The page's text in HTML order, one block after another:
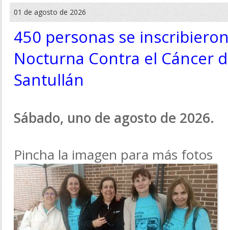
01 de agosto de 2026
450 personas se
Nocturna Contra el Cáncer
Santullán
Sábado, uno de agosto de 2026.
Pincha la imagen para más fotos